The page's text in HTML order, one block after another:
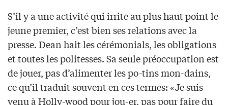
S’il y a une activité qui irrite au plus haut point le
jeune premier, c’est bien ses relations avec la
presse. Dean hait les cérémonials, les obligations
et toutes les politesses. Sa seule préoccupation est
de jouer, pas d’alimenter les po-tins mon-dains,
ce qu’il traduit souvent en ces termes: «Je suis
venu à Holly-wood pour jou-er, pas pour faire du